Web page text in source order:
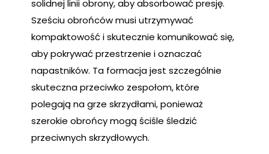
solidnej linii obrony, aby absorbować presję.
Sześciu obrońców musi utrzymywać
kompaktowość i skutecznie komunikować się,
aby pokrywać przestrzenie i oznaczać
napastników. Ta formacja jest szczególnie
skuteczna przeciwko zespołom, które
polegają na grze skrzydłami, ponieważ
szerokie obrońcy mogą ściśle śledzić
przeciwnych skrzydłowych.